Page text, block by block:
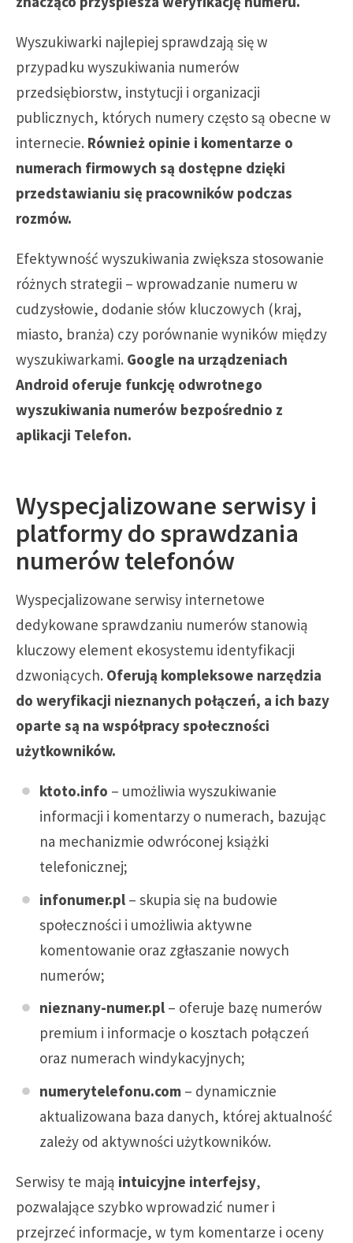
Wyszukiwarki najlepiej sprawdzają się w
przypadku wyszukiwania numerów
przedsiębiorstw, instytucji i organizacji
publicznych, których numery często są obecne w
internecie. Również opinie i komentarze o
numerach firmowych są dostępne dzięki
przedstawianiu się pracowników podczas
rozmów.
Efektywność wyszukiwania zwiększa stosowanie
różnych strategii – wprowadzanie numeru w
cudzysłowie, dodanie słów kluczowych (kraj,
miasto, branża) czy porównanie wyników między
wyszukiwarkami. Google na urządzeniach
Android oferuje funkcję odwrotnego
wyszukiwania numerów bezpośrednio z
aplikacji Telefon.
Wyspecjalizowane serwisy i
platformy do sprawdzania
numerów telefonów
Wyspecjalizowane serwisy internetowe
dedykowane sprawdzaniu numerów stanowią
kluczowy element ekosystemu identyfikacji
dzwoniących. Oferują kompleksowe narzędzia
do weryfikacji nieznanych połączeń, a ich bazy
oparte są na współpracy społeczności
użytkowników.
ktoto.info – umożliwia wyszukiwanie
informacji i komentarzy o numerach, bazując
na mechanizmie odwróconej książki
telefonicznej;
infonumer.pl – skupia się na budowie
społeczności i umożliwia aktywne
komentowanie oraz zgłaszanie nowych
numerów;
nieznany-numer.pl – oferuje bazę numerów
premium i informacje o kosztach połączeń
oraz numerach windykacyjnych;
numerytelefonu.com – dynamicznie
aktualizowana baza danych, której aktualność
zależy od aktywności użytkowników.
Serwisy te mają intuicyjne interfejsy,
pozwalające szybko wprowadzić numer i
przejrzeć informacje, w tym komentarze i oceny